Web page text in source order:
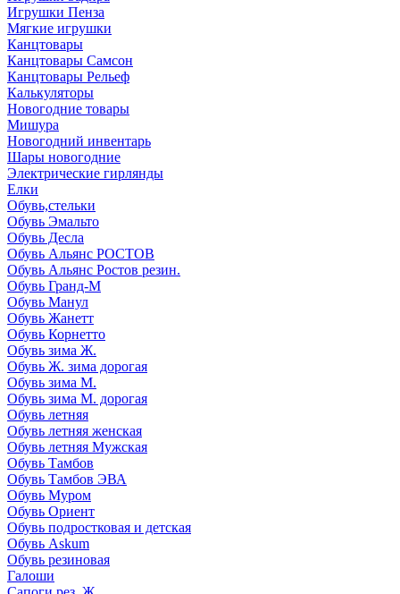
Игрушки Пенза
Мягкие игрушки
Канцтовары
Канцтовары Самсон
Канцтовары Рельеф
Калькуляторы
Новогодние товары
Мишура
Новогодний инвентарь
Шары новогодние
Электрические гирлянды
Елки
Обувь,стельки
Обувь Эмальто
Обувь Десла
Обувь Альянс РОСТОВ
Обувь Альянс Ростов резин.
Обувь Гранд-М
Обувь Манул
Обувь Жанетт
Обувь Корнетто
Обувь зима Ж.
Обувь Ж. зима дорогая
Обувь зима М.
Обувь зима М. дорогая
Обувь летняя
Обувь летняя женская
Обувь летняя Мужская
Обувь Тамбов
Обувь Тамбов ЭВА
Обувь Муром
Обувь Ориент
Обувь подростковая и детская
Обувь Askum
Обувь резиновая
Галоши